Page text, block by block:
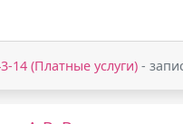
14 (Платные услуги) -